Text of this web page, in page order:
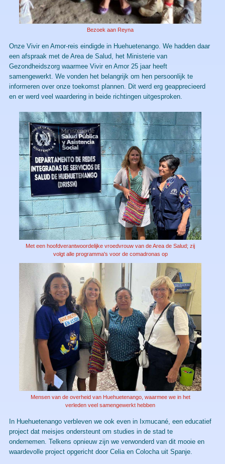
Bezoek aan Reyna
Onze Vivir en Amor-reis eindigde in Huehuetenango. We hadden daar
een afspraak met de Area de Salud, het Ministerie van
Gezondheidszorg waarmee Vivir en Amor 25 jaar heeft
samengewerkt. We vonden het belangrijk om hen persoonlijk te
informeren over onze toekomst plannen. Dit werd erg geapprecieerd
en er werd veel waardering in beide richtingen uitgesproken.
Met een hoofdverantwoordelijke vroedvrouw van de Area de Salud; zij
volgt alle programma's voor de comadronas op
Mensen van de overheid van Huehuetenango, waarmee we in het
verleden veel samengewerkt hebben
In Huehuetenango verbleven we ook even in Ixmucané, een educatief
project dat meisjes ondersteunt om studies in de stad te
ondernemen. Telkens opnieuw zijn we verwonderd van dit mooie en
waardevolle project opgericht door Celia en Colocha uit Spanje.